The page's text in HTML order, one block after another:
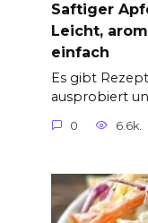
Saftiger
Leicht,
einfach
Es gibt
ausprobiert
0 6.6k.